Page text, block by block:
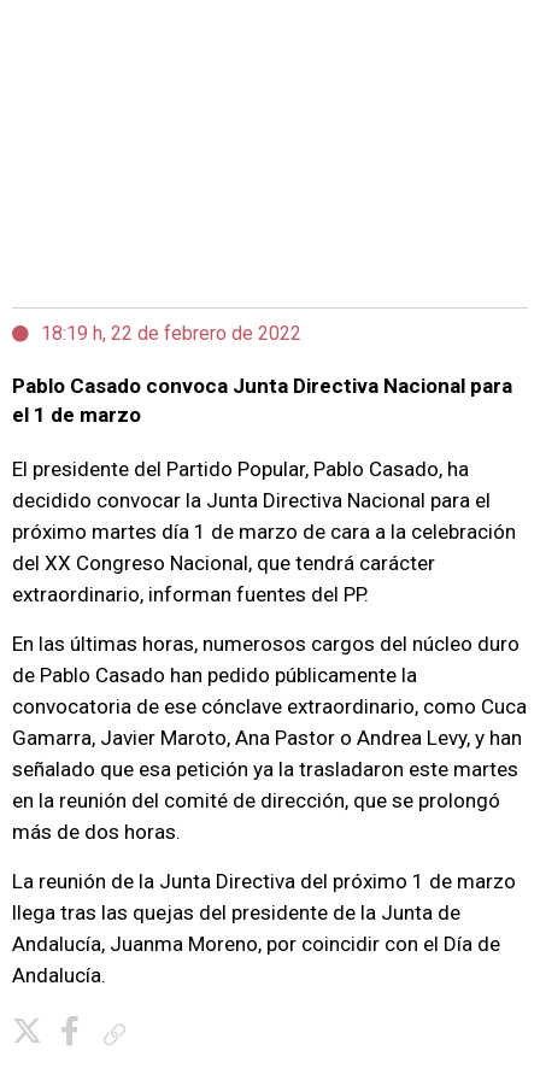
18:19 h, 22 de febrero de 2022
Pablo Casado convoca Junta Directiva Nacional para
el 1 de marzo
El presidente del Partido Popular, Pablo Casado, ha
decidido convocar la Junta Directiva Nacional para el
próximo martes día 1 de marzo de cara a la celebración
del XX Congreso Nacional, que tendrá carácter
extraordinario, informan fuentes del PP.
En las últimas horas, numerosos cargos del núcleo duro
de Pablo Casado han pedido públicamente la
convocatoria de ese cónclave extraordinario, como Cuca
Gamarra, Javier Maroto, Ana Pastor o Andrea Levy, y han
señalado que esa petición ya la trasladaron este martes
en la reunión del comité de dirección, que se prolongó
más de dos horas.
La reunión de la Junta Directiva del próximo 1 de marzo
llega tras las quejas del presidente de la Junta de
Andalucía, Juanma Moreno, por coincidir con el Día de
Andalucía.